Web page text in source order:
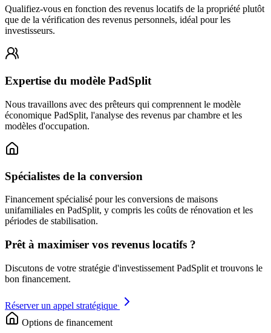
Qualifiez-vous en fonction des revenus locatifs de la propriété plutôt
que de la vérification des revenus personnels, idéal pour les
investisseurs.
Expertise du modèle PadSplit
Nous travaillons avec des prêteurs qui comprennent le modèle
économique PadSplit, l'analyse des revenus par chambre et les
modèles d'occupation.
Spécialistes de la conversion
Financement spécialisé pour les conversions de maisons
unifamiliales en PadSplit, y compris les coûts de rénovation et les
périodes de stabilisation.
Prêt à maximiser vos revenus locatifs ?
Discutons de votre stratégie d'investissement PadSplit et trouvons le
bon financement.
Réserver un appel stratégique
Options de financement